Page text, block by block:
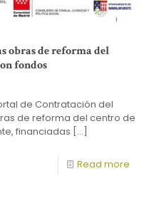
obras de reforma del
fondos
de Contratación del
de reforma del centro de
financiadas […]
Read more